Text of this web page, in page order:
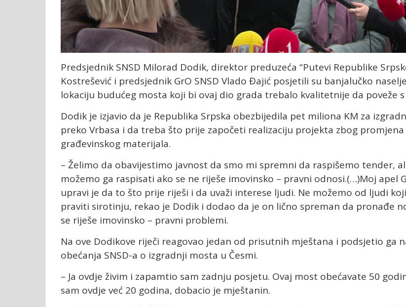
Predsjednik SNSD Milorad Dodik, direktor preduzeća “Putevi Republike
Kostrešević i predsjednik GrO SNSD Vlado Đajić posjetili su banjalučko
lokaciju budućeg mosta koji bi ovaj dio grada trebalo kvalitetnije da poveže
Dodik je izjavio da je Republika Srpska obezbijedila pet miliona KM za
preko Vrbasa i da treba što prije započeti realizaciju projekta zbog promjena
građevinskog materijala.
– Želimo da obavijestimo javnost da smo mi spremni da raspišemo tender,
možemo ga raspisati ako se ne riješe imovinsko – pravni odnosi.(…)Moj apel
upravi je da to što prije riješi i da uvaži interese ljudi. Ne možemo od ljudi
praviti sirotinju, rekao je Dodik i dodao da je on lično spreman da pronađe
se riješe imovinsko – pravni problemi.
Na ove Dodikove riječi reagovao jedan od prisutnih mještana i podsjetio ga
obećanja SNSD-a o izgradnji mosta u Česmi.
– Ja ovdje živim i zapamtio sam zadnju posjetu. Ovaj most obećavate 50
sam ovdje već 20 godina, dobacio je mještanin.